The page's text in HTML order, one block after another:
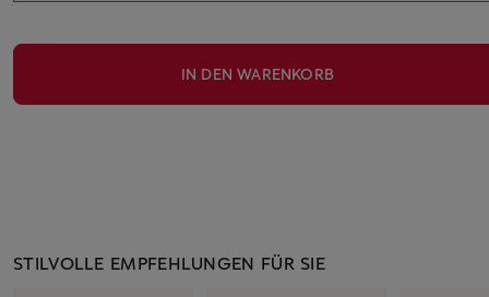
IN DEN WARENKORB
STILVOLLE EMPFEHLUNGEN FÜR SIE